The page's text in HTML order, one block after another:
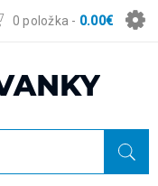
0 položka - 0.00€